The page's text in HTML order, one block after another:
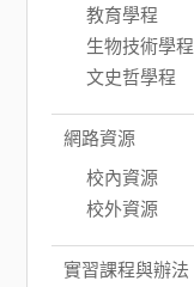
教育學程
生物技術學程
文史哲學程
網路資源
校內資源
校外資源
實習課程與辦法